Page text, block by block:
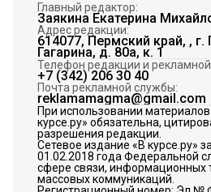
Главный редактор:
Заякина Екатерина
Адрес редакции:
614077, Пермский край, , г.
Гагарина, д. 80а, к. 1
Телефон редакции и
+7 (342) 206 30 40
Почта рекламной службы:
reklamamagma@gmail.com
При использовании
курсе.ру» обязательна,
разрешения редакции.
Сетевое издание «В курсе.ру»
01.02.2018 года Федеральной
сфере связи, информационных
массовых коммуникаций.